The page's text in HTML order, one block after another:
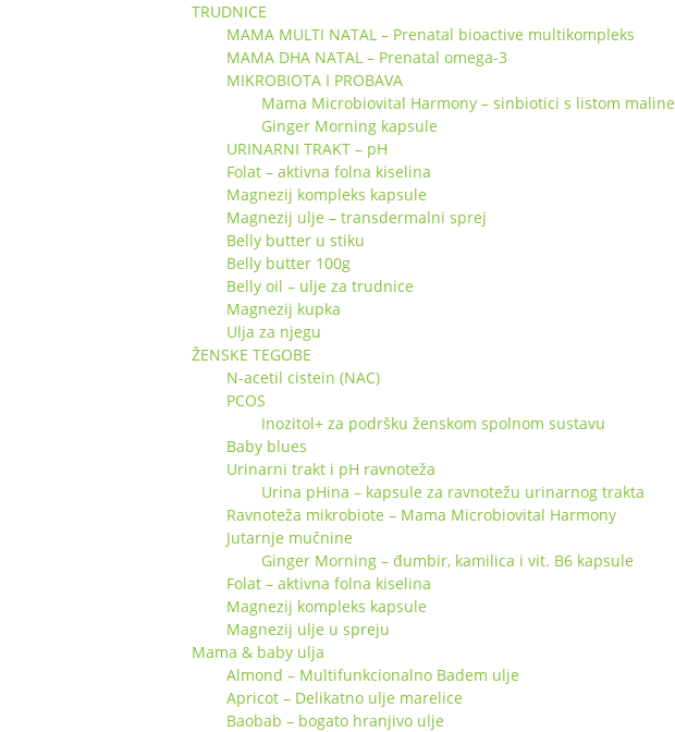
TRUDNICE
MAMA MULTI NATAL – Prenatal bioactive multikompleks
MAMA DHA NATAL – Prenatal omega-3
MIKROBIOTA I PROBAVA
Mama Microbiovital Harmony – sinbiotici s listom maline
Ginger Morning kapsule
URINARNI TRAKT – pH
Folat – aktivna folna kiselina
Magnezij kompleks kapsule
Magnezij ulje – transdermalni sprej
Belly butter u stiku
Belly butter 100g
Belly oil – ulje za trudnice
Magnezij kupka
Ulja za njegu
ŽENSKE TEGOBE
N-acetil cistein (NAC)
PCOS
Inozitol+ za podršku ženskom spolnom sustavu
Baby blues
Urinarni trakt i pH ravnoteža
Urina pHina – kapsule za ravnotežu urinarnog trakta
Ravnoteža mikrobiote – Mama Microbiovital Harmony
Jutarnje mučnine
Ginger Morning – đumbir, kamilica i vit. B6 kapsule
Folat – aktivna folna kiselina
Magnezij kompleks kapsule
Magnezij ulje u spreju
Mama & baby ulja
Almond – Multifunkcionalno Badem ulje
Apricot – Delikatno ulje marelice
Baobab – bogato hranjivo ulje